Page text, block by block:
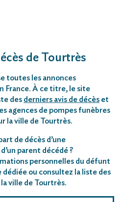
de Tourtrès
toutes les annonces
France. À ce titre, le site
des derniers avis de décès et
agences de pompes funèbres
la ville de Tourtrès.
de décès d’une
parent décédé ?
personnelles du défunt
dédiée ou consultez la liste des
ville de Tourtrès.